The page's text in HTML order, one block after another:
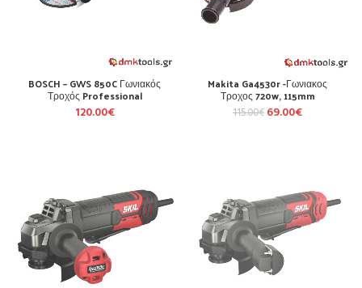
BOSCH – GWS 850C Γωνιακός
Τροχός Professional
120.00€
Makita Ga4530r -Γωνιακος
Τροχος 720w, 115mm
115.00€ 69.00€